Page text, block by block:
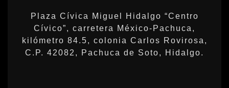
Plaza Cívica Miguel Hidalgo “Centro
Cívico”, carretera México-Pachuca,
kilómetro 84.5, colonia Carlos Rovirosa,
C.P. 42082, Pachuca de Soto, Hidalgo.